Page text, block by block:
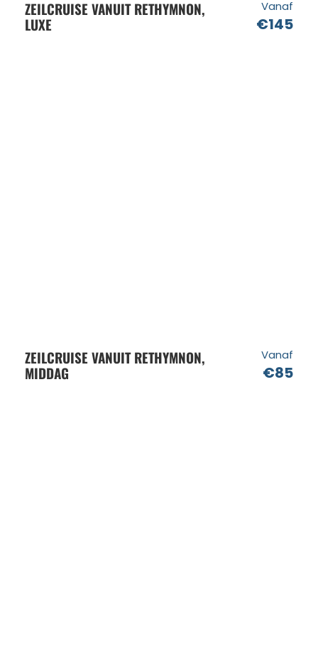
ZEILCRUISE VANUIT RETHYMNON,
LUXE
Vanaf
€145
ZEILCRUISE VANUIT RETHYMNON,
MIDDAG
Vanaf
€85